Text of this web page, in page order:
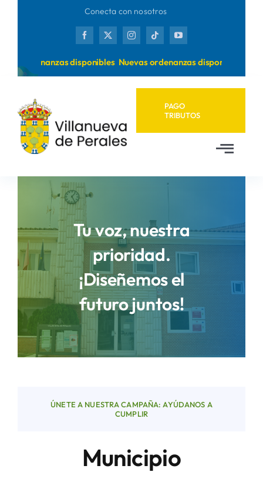
Conecta con nosotros
ordenanzas disponibles Nuevas ordenanzas disponibles
PAGO
TRIBUTOS
Ayuntamiento
Municipio
Áreas
Sede Electrónica
Buscar:
Tu voz, nuestra
prioridad.
¡Diseñemos el
futuro juntos!
ÚNETE A NUESTRA CAMPAÑA: AYÚDANOS A
CUMPLIR
Municipio